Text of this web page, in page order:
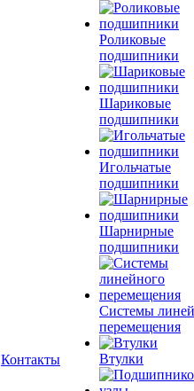
Контакты
Роликовые
подшипники
Шариковые
подшипники
Игольчатые
подшипники
Шарнирные
подшипники
Системы
перемещения
Втулки